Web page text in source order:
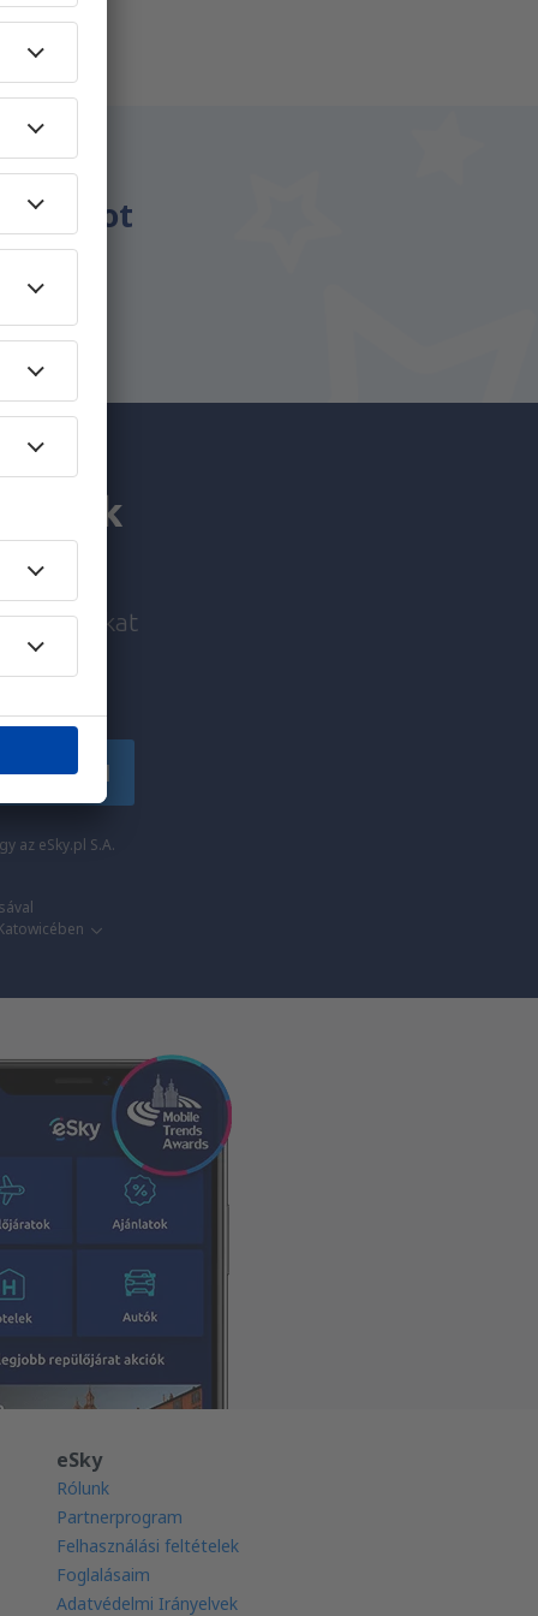
ajánlatokat
fel
az eSky.pl S.A.
eSky
Rólunk
Partnerprogram
Felhasználási feltételek
Foglalásaim
Adatvédelmi Irányelvek